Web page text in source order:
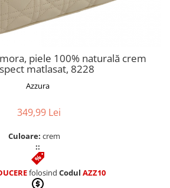
piele 100% naturală crem
matlasat, 8228
Azzura
349,99 Lei
Culoare: crem
::
folosind Codul AZZ10